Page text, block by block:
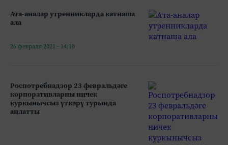
Ата-аналар утренникларда катнаша
ала
26 февраля 2021 - 14:10
Роспотребнадзор 23 февральдәге
корпоративларны ничек
куркынычсыз үткәрү турында
аңлатты